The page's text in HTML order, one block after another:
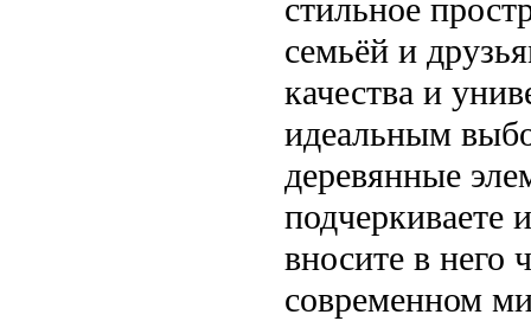
стильное
семьёй и
качества и
идеальным
деревянные
подчеркиваете
вносите в него
современном